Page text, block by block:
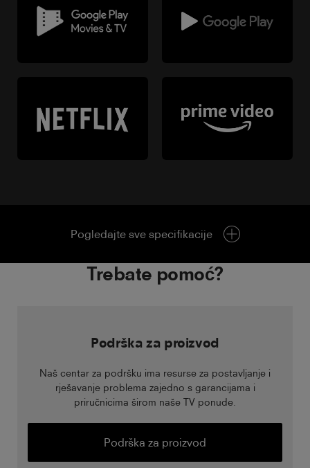
Pogledajte sve specifikacije
Trebate pomoć?
Podrška za proizvod
Naš centar za podršku ima resurse za postavljanje i
rješavanje problema zajedno s garancijama i
priručnicima širom naše TV ponude.
Podrška za proizvod